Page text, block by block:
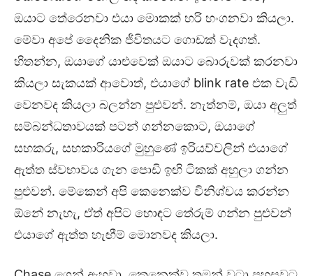
ඔයාට තේරෙනවා එයා මොකක් හරි හංගනවා කියලා.
මේවා අපේ දෛනික ජීවිතයට ගොඩක් වැදගත්.
හිතන්න, ඔයාගේ යාළුවෙක් ඔයාට බොරුවක් කරනවා
කියලා සැකයක් ආවොත්, එයාගේ blink rate එක වැඩි
වෙනවද කියලා බලන්න පුළුවන්. නැත්නම්, ඔයා අලුත්
සම්බන්ධතාවයක් පටන් ගන්නකොට, ඔයාගේ
සහකරු, සහකාරියගේ මුහුණේ ඉරියව්වලින් එයාගේ
ඇත්ත ස්වභාවය ගැන පොඩි ඉඟි ටිකක් අහුලා ගන්න
පුළුවන්. මේකෙන් අපි කෙනෙක්ව විනිශ්චය කරන්න
ඕනේ නැහැ, ඒත් අපිට හොඳට තේරුම් ගන්න පුළුවන්
එයාගේ ඇත්ත හැඟීම් මොනවද කියලා.